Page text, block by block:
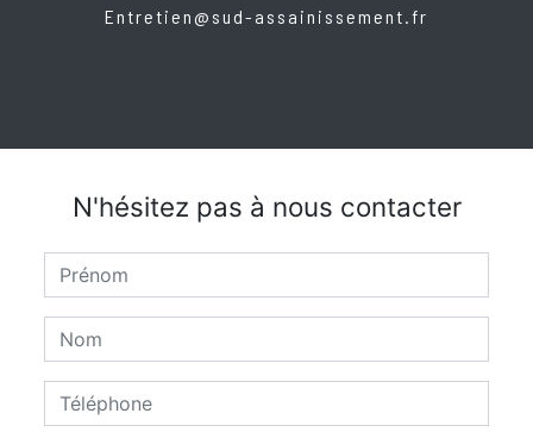
entretien@sud-assainissement.fr
N'hésitez pas à nous contacter